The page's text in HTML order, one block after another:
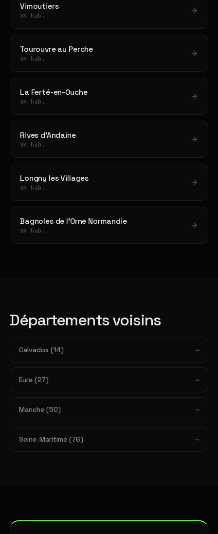
Vimoutiers
3K hab.
Tourouvre au Perche
3K hab.
La Ferté-en-Ouche
3K hab.
Rives d'Andaine
3K hab.
Longny les Villages
3K hab.
Bagnoles de l'Orne Normandie
3K hab.
Départements voisins
Calvados (14)
Eure (27)
Manche (50)
Seine-Maritime (76)